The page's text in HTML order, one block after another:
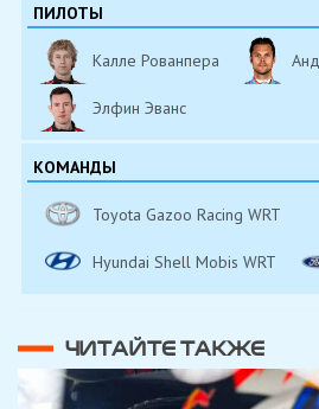
ПИЛОТЫ
Калле Рованпера
Элфин Эванс
КОМАНДЫ
Toyota Gazoo Racing WRT
Hyundai Shell Mobis WRT
ЧИТАЙТЕ ТАКЖЕ